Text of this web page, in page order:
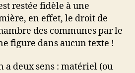
restée fidèle à une
en effet, le droit de
des communes par le
figure dans aucun texte !
a deux sens : matériel (ou